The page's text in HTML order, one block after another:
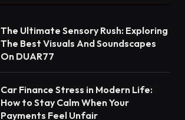
The Ultimate Sensory Rush: Exploring
The Best Visuals And Soundscapes
On DUAR77
Car Finance Stress in Modern Life:
How to Stay Calm When Your
Payments Feel Unfair